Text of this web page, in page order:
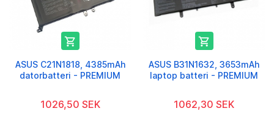

ASUS C21N1818, 4385mAh
datorbatteri - PREMIUM
1026,50 SEK

ASUS B31N1632, 3653mAh
laptop batteri - PREMIUM
1062,30 SEK